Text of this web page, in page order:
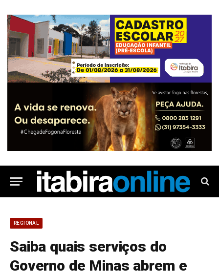
REGIONAL
Saiba quais serviços do
Governo de Minas abrem e